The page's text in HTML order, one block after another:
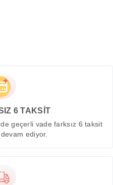
6 TAKSİT
geçerli vade farksız 6 taksit
ediyor.